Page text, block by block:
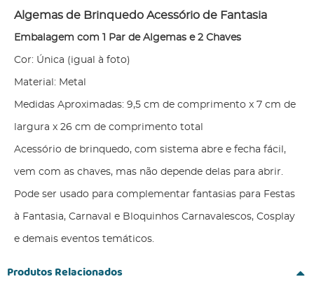
Algemas de Brinquedo Acessório de Fantasia
Embalagem com 1 Par de Algemas e 2 Chaves
Cor: Única (igual à foto)
Material: Metal
Medidas Aproximadas: 9,5 cm de comprimento x 7 cm de
largura x 26 cm de comprimento total
Acessório de brinquedo, com sistema abre e fecha fácil,
vem com as chaves, mas não depende delas para abrir.
Pode ser usado para complementar fantasias para Festas
à Fantasia, Carnaval e Bloquinhos Carnavalescos, Cosplay
e demais eventos temáticos.
Produtos Relacionados